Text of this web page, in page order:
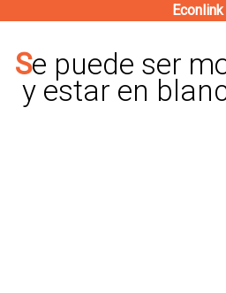
contenido
principal
Econlink
Se puede ser monotributista
y estar en